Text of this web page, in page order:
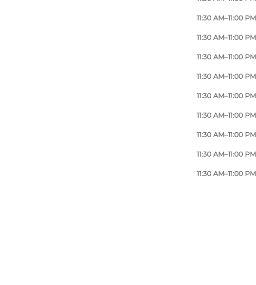
11:30 AM–11:00 PM
11:30 AM–11:00 PM
11:30 AM–11:00 PM
11:30 AM–11:00 PM
11:30 AM–11:00 PM
11:30 AM–11:00 PM
11:30 AM–11:00 PM
11:30 AM–11:00 PM
11:30 AM–11:00 PM